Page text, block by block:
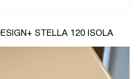
STELLA 120 ISOLA